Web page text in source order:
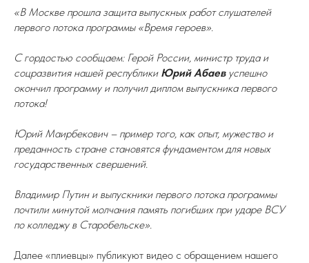
«В Москве прошла защита выпускных работ слушателей
первого потока программы «Время героев».
С гордостью сообщаем: Герой России, министр труда и
соцразвития нашей республики Юрий Абаевуспешно
окончил программу и получил диплом выпускника первого
потока!
Юрий Маирбекович – пример того, как опыт, мужество и
преданность стране становятся фундаментом для новых
государственных свершений.
Владимир Путин и выпускники первого потока программы
почтили минутой молчания память погибших при ударе ВСУ
по колледжу в Старобельске».
Далее «плиевцы» публикуют видео с обращением нашего